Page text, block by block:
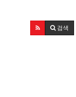
검색